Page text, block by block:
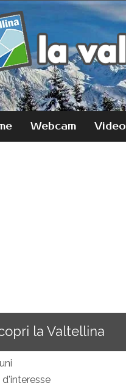
Webcam Video
la Valtellina
d'interesse